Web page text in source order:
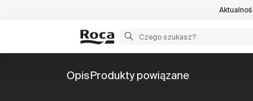
OpisProdukty powiązane